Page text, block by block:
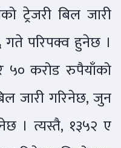
ट्रेजरी बिल जारी
परिपक्व हुनेछ ।
५० करोड रुपैयाँको
जारी गरिनेछ, जुन
। त्यस्तै, १३५२ ए